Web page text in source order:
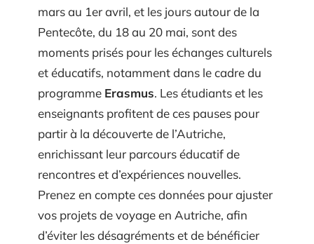
mars au 1er avril, et les jours autour de la
Pentecôte, du 18 au 20 mai, sont des
moments prisés pour les échanges culturels
et éducatifs, notamment dans le cadre du
programme Erasmus. Les étudiants et les
enseignants profitent de ces pauses pour
partir à la découverte de l’Autriche,
enrichissant leur parcours éducatif de
rencontres et d’expériences nouvelles.
Prenez en compte ces données pour ajuster
vos projets de voyage en Autriche, afin
d’éviter les désagréments et de bénéficier